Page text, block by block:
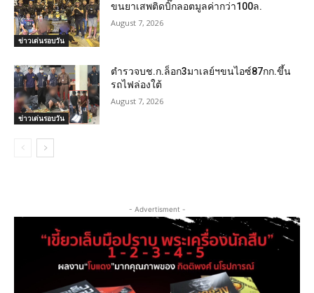
ข่าวเด่นรอบวัน
ขนยาเสพติดบิ๊กลอตมูลค่ากว่า100ล.
August 7, 2026
ข่าวเด่นรอบวัน
ตำรวจบช.ก.ล็อก3มาเลย์ฯขนไอซ์87กก.ขึ้น
รถไฟล่องใต้
August 7, 2026
- Advertisment -